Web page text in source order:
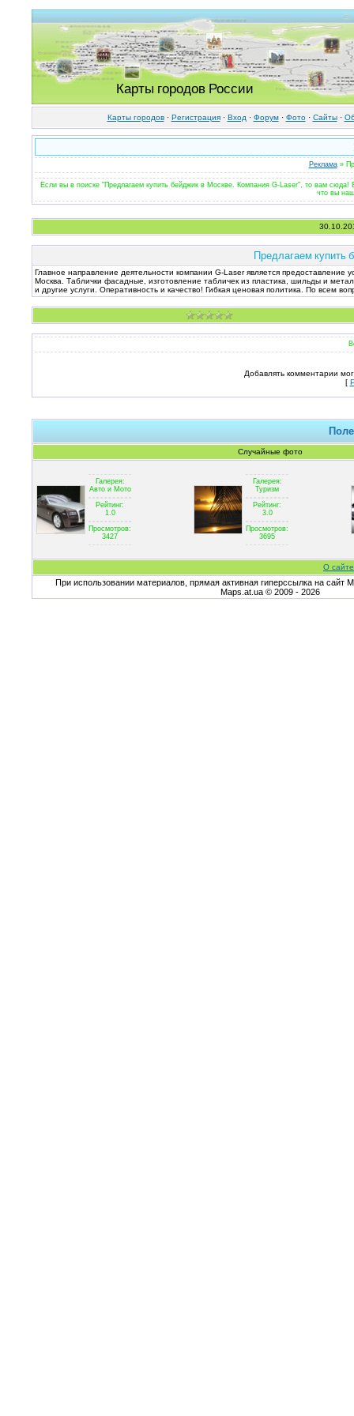
Карты городов России
Карты городов· Регистрация· Вход · Форум· Фото· Cайты·
Реклама»
Если вы в поиске "Предлагаем купить бейджик в Москве. Компания G-Laser", то вам
что вы
Предлагаем купить
Главное направление деятельности компании G-Laser является
Москва. Таблички фасадные, изготовление табличек из пластика, шильды и
и другие услуги. Оперативность и качество! Гибкая ценовая политика. По всем
Добавлять комментарии
[
Случайные фото
Галерея:
Авто и Мото
Рейтинг:
1.0
Просмотров:
3427
Галерея:
Туризм
Рейтинг:
3.0
Просмотров:
3695
О
При использовании материалов, прямая активная гиперссылка на сайт
Maps.at.ua © 2009 - 2026